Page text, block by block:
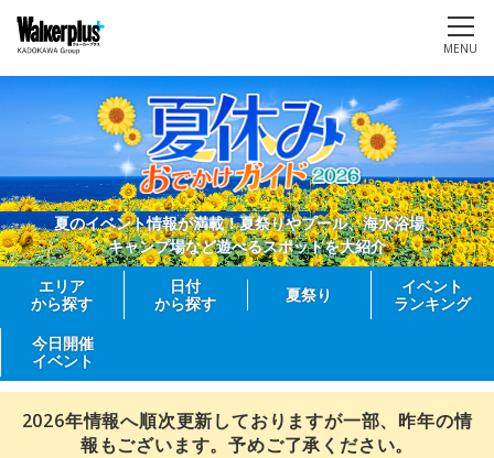
MENU
夏のイベント情報が満載！夏祭りやプール、海水浴場、
キャンプ場など遊べるスポットを大紹介
エリア
から探す
日付
から探す
夏祭り
イベント
ランキング
今日開催
イベント
2026年情報へ順次更新しておりますが一部、昨年の情
報もございます。予めご了承ください。